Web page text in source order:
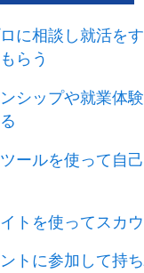
に相談し就活を
らう
シップや就業体
ールを使って自
トを使ってスカ
トに参加して持